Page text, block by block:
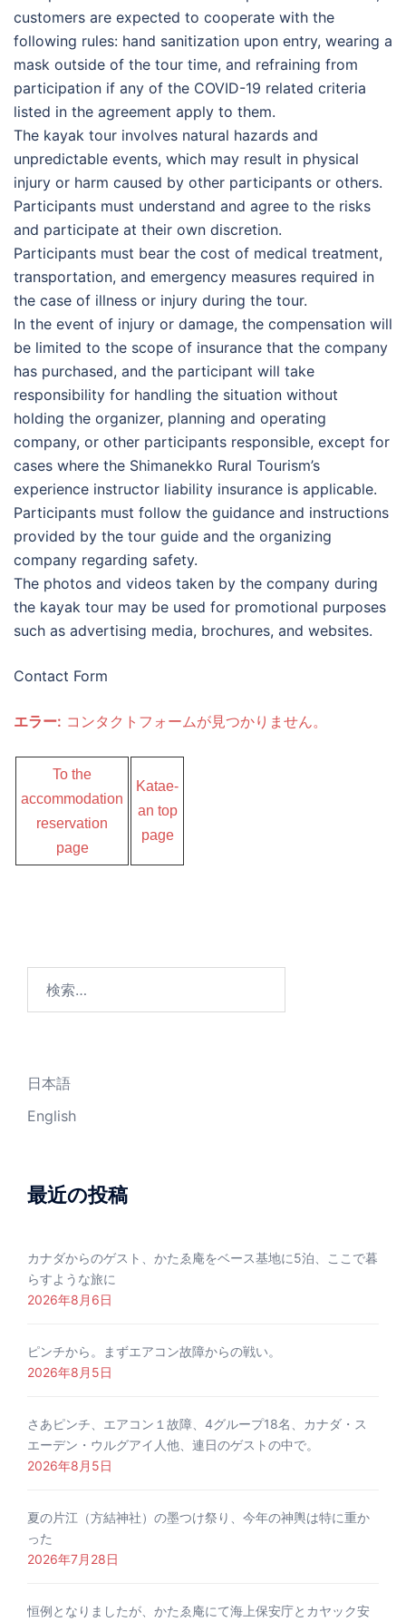
customers are expected to cooperate with the
following rules: hand sanitization upon entry, wearing a
mask outside of the tour time, and refraining from
participation if any of the COVID-19 related criteria
listed in the agreement apply to them.
The kayak tour involves natural hazards and
unpredictable events, which may result in physical
injury or harm caused by other participants or others.
Participants must understand and agree to the risks
and participate at their own discretion.
Participants must bear the cost of medical treatment,
transportation, and emergency measures required in
the case of illness or injury during the tour.
In the event of injury or damage, the compensation will
be limited to the scope of insurance that the company
has purchased, and the participant will take
responsibility for handling the situation without
holding the organizer, planning and operating
company, or other participants responsible, except for
cases where the Shimanekko Rural Tourism’s
experience instructor liability insurance is applicable.
Participants must follow the guidance and instructions
provided by the tour guide and the organizing
company regarding safety.
The photos and videos taken by the company during
the kayak tour may be used for promotional purposes
such as advertising media, brochures, and websites.
Contact Form
エラー: コンタクトフォームが見つかりません。
To the
accommodation
reservation
page
Katae-
an top
page
日本語
English
最近の投稿
カナダからのゲスト、かたゑ庵をベース基地に5泊、ここで暮
らすような旅に
2026年8月6日
ピンチから。まずエアコン故障からの戦い。
2026年8月5日
さあピンチ、エアコン１故障、4グループ18名、カナダ・ス
エーデン・ウルグアイ人他、連日のゲストの中で。
2026年8月5日
夏の片江（方結神社）の墨つけ祭り、今年の神輿は特に重か
った
2026年7月28日
恒例となりましたが、かたゑ庵にて海上保安庁とカヤック安